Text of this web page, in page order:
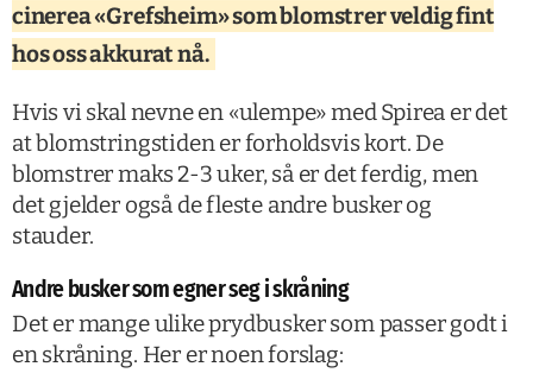
cinerea «Grefsheim» som blomstrer veldig fint
hos oss akkurat nå.
Hvis vi skal nevne en «ulempe» med Spirea er det
at blomstringstiden er forholdsvis kort. De
blomstrer maks 2-3 uker, så er det ferdig, men
det gjelder også de fleste andre busker og
stauder.
Andre busker som egner seg i skråning
Det er mange ulike prydbusker som passer godt i
en skråning. Her er noen forslag: